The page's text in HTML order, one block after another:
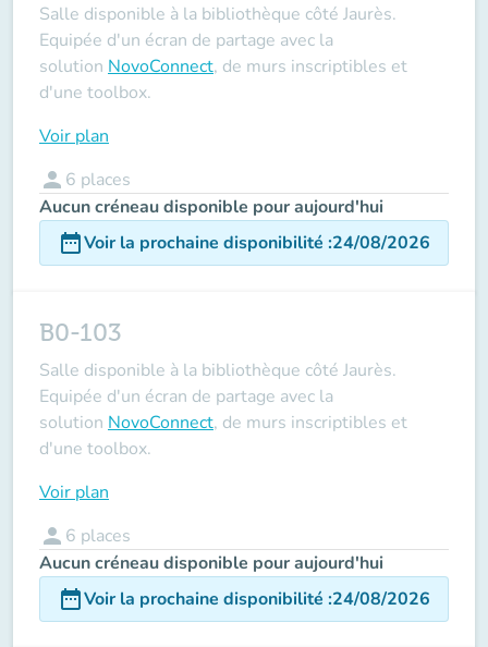
Salle disponible à la bibliothèque côté Jaurès.
Equipée d'un écran de partage avec la
solution NovoConnect, de murs inscriptibles et
d'une toolbox.
Voir plan
person 6 places
Aucun créneau disponible pour aujourd'hui
date_rangeVoir la prochaine disponibilité :24/08/2026
B0-103
Salle disponible à la bibliothèque côté Jaurès.
Equipée d'un écran de partage avec la
solution NovoConnect, de murs inscriptibles et
d'une toolbox.
Voir plan
person 6 places
Aucun créneau disponible pour aujourd'hui
date_rangeVoir la prochaine disponibilité :24/08/2026